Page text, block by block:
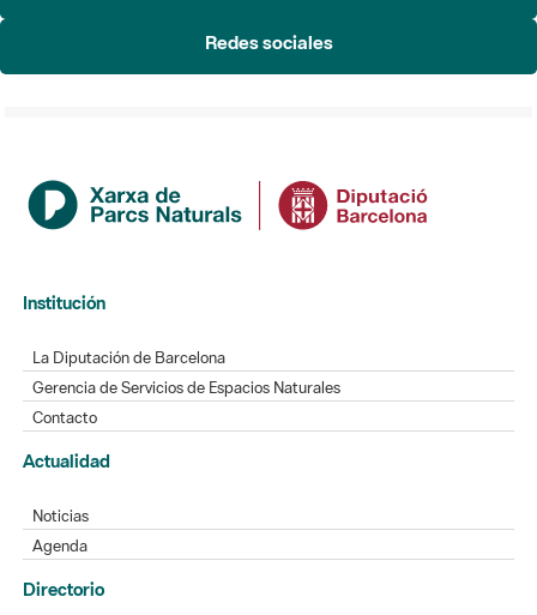
Redes sociales
Institución
La Diputación de Barcelona
Gerencia de Servicios de Espacios Naturales
Contacto
Actualidad
Noticias
Agenda
Directorio